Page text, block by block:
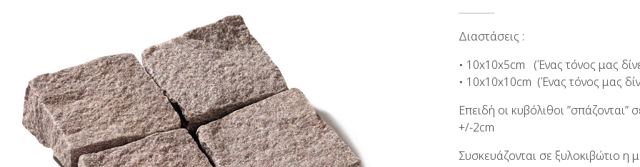
Διαστάσεις :
• 10x10x5cm (Ένας τόνος μας
• 10x10x10cm (Ένας τόνος μας
Επειδή οι κυβόλιθοι ”σπάζονται”
+/-2cm
Συσκευάζονται σε ξυλοκιβώτιο η